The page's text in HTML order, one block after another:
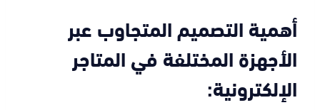
أهمية التصميم المتجاوب عبر
الأجهزة المختلفة في المتاجر
الإلكترونية: